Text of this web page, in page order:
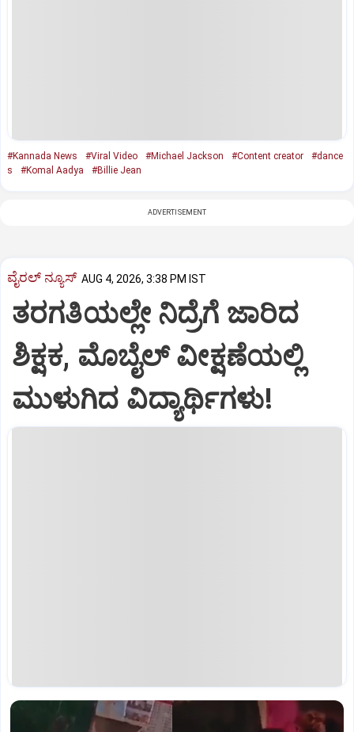
#Kannada News #Viral Video #Michael Jackson #Content creator
#dance
s
#Komal Aadya #Billie Jean
ADVERTISEMENT
ವೈರಲ್ ನ್ಯೂಸ್ AUG 4, 2026, 3:38 PM IST
ತರಗತಿಯಲ್ಲೇ ನಿದ್ರೆಗೆ ಜಾರಿದ
ಶಿಕ್ಷಕ, ಮೊಬೈಲ್ ವೀಕ್ಷಣೆಯಲ್ಲಿ
ಮುಳುಗಿದ ವಿದ್ಯಾರ್ಥಿಗಳು!